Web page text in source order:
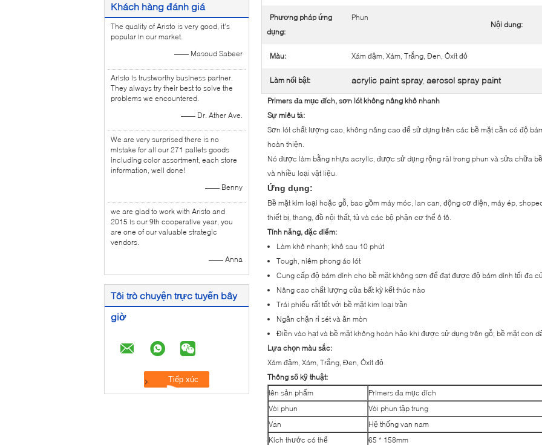
Khách hàng đánh giá
The quality of Aristo is very good, it's
popular in our market.
—— Masoud Sabeer
Aristo is trustworthy business partner.
They always try their best to solve the
problems we encountered.
—— Dr. Ather Ave.
We are very surprised there is no
mistake for all our 271 pallets goods
including color assortment, each store
information, well done!
—— Benny
we are glad to work with Aristo and
2015 is our 9th cooperative year, you
are one of our valuable strategic
vendors.
—— Anna
Tôi trò chuyện trực tuyến bây
giờ
Phương pháp ứng
dụng:
Phun
Nội dung:
Màu: Xám đậm, Xám, Trắng, Đen, Ôxít đỏ
Làm nổi bật: acrylic paint spray, aerosol spray paint
Primers đa mục đích, sơn lót không nâng khô nhanh
Sự miêu tả:
Sơn lót chất lượng cao, không nâng cao để sử dụng trên các bề mặt cần có độ
hoàn thiện.
Nó được làm bằng nhựa acrylic, được sử dụng rộng rãi trong phun và sửa chữa
và nhiều loại vật liệu.
Ứng dụng:
Bề mặt kim loại hoặc gỗ, bao gồm máy móc, lan can, động cơ điện, máy ép,
thiết bị, thang, đồ nội thất, tủ và các bộ phận cơ thể ô tô.
Tính năng, đặc điểm:
Làm khô nhanh; khô sau 10 phút
Tough, niêm phong áo lót
Cung cấp độ bám dính cho bề mặt không sơn để đạt được độ bám dính tối đa
Nâng cao chất lượng của bất kỳ kết thúc nào
Trái phiếu rất tốt với bề mặt kim loại trần
Ngăn chặn rỉ sét và ăn mòn
Điền vào hạt và bề mặt không hoàn hảo khi được sử dụng trên gỗ; bề mặt con
Lựa chọn màu sắc:
Xám đậm, Xám, Trắng, Đen, Ôxít đỏ
Thông số kỹ thuật:
tên sản phẩm
Primers đa mục đích
Vòi phun
Vòi phun tập trung
Van
Hệ thống van nam
Kích thước có thể
65 * 158mm